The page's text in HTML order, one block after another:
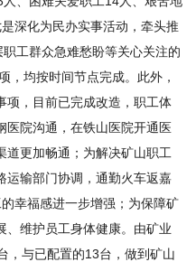
深化为民办实事活动，牵头推
工群众急难愁盼等关心关注的
，均按时间节点完成。此外，
项，目前已完成改造，职工体
医院沟通，在铁山医院开通医
道更加畅通；为解决矿山职工
运输部门协调，通勤火车返嘉
幸福感进一步增强；为保障矿
、维护员工身体健康。由矿业
，与已配置的13台，做到矿山